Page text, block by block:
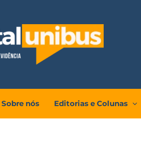
Sobre nós Editorias e Colunas